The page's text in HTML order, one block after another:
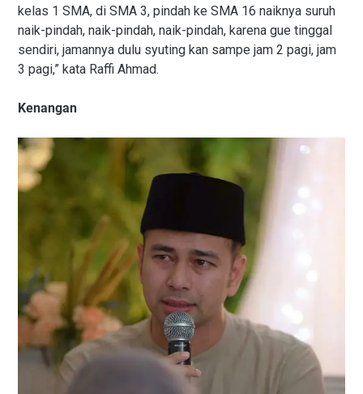
kelas 1 SMA, di SMA 3, pindah ke SMA 16 naiknya suruh
naik-pindah, naik-pindah, naik-pindah, karena gue tinggal
sendiri, jamannya dulu syuting kan sampe jam 2 pagi, jam
3 pagi,” kata Raffi Ahmad.
Kenangan